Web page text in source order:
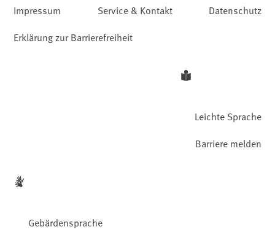
Impressum Service & Kontakt
Datenschutz
Erklärung zur Barrierefreiheit
Leichte Sprache
Gebärdensprache
Barriere melden